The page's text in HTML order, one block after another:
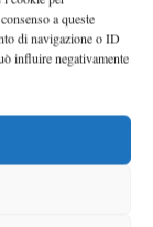
a queste
di navigazione o ID
influire negativamente